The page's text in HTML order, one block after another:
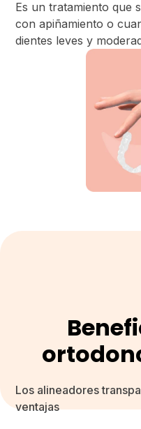
Es un tratamiento que
con apiñamiento o
dientes leves y
Los alineadores
ventajas